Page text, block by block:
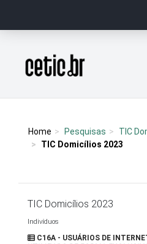
Página inicial
Home Pesquisas TIC
TIC Domicílios 2023
TIC Domicílios 2023
Indivíduos
C16A - USUÁRIOS DE